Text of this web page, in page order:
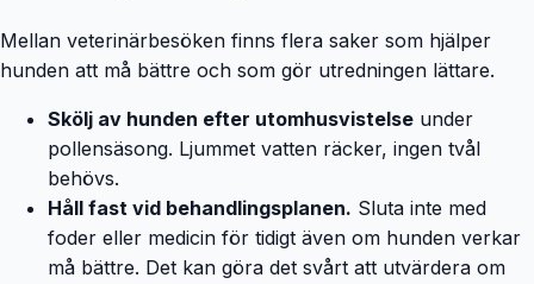
Mellan veterinärbesöken finns flera saker som hjälper
hunden att må bättre och som gör utredningen lättare.
Skölj av hunden efter utomhusvistelse under
pollensäsong. Ljummet vatten räcker, ingen tvål
behövs.
Håll fast vid behandlingsplanen. Sluta inte med
foder eller medicin för tidigt även om hunden verkar
må bättre. Det kan göra det svårt att utvärdera om